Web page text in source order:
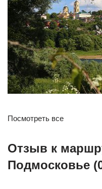
Посмотреть все
Отзыв к
Подмосковье